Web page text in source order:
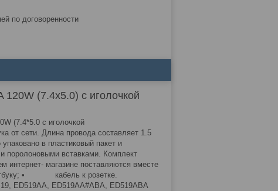
по договоренности
120W (7.4x5.0) с иголочкой
(7.4*5.0 с иголочкой
от сети. Длина провода составляет 1.5
в пластиковый пакет и
поролоновыми вставками. Комплект
интернет- магазине поставляются вместе
• кабель к розетке.
ED519AA, ED519AA#ABA, ED519ABA